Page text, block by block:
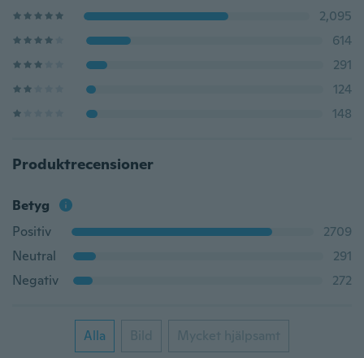
2,095
614
291
124
148
Produktrecensioner
Betyg
Positiv
2709
Neutral
291
Negativ
272
Alla Bild Mycket hjälpsamt